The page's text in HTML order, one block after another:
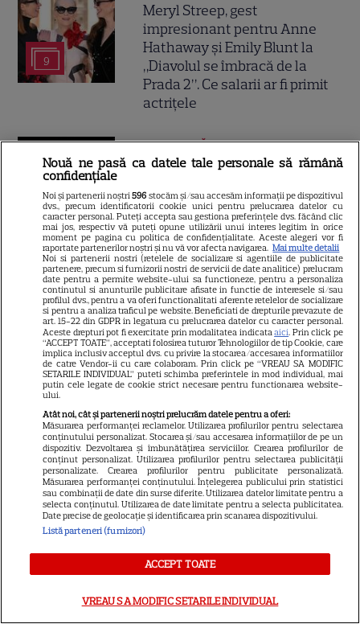
9
Meryl Streep, gest
impresionant pentru Anne
Hathaway și Emily Blunt la
„Diavolul se îmbracă de la
Prada 2”. Ce salarii ar fi primit
actrițele
13
VEDETE STRĂINE
Tom Holland, decizie radicală
pentru noul său film! Ce
promisiune a făcut actorul
după momentele virale în care
a făcut senzație prin dans
13
SKYSHOWTIME
Scarlett Johansson și Kristin
Scott Thomas, din nou mamă
și fiică pe ecran în „My
Mother's Wedding”. Când
apare filmul pe SkyShowtime
9
PRIME VIDEO
Jamie Campbell Bower, starul
din „Stranger Things”, intră în
universul „Stăpânul Inelelor”.
Ce rol legendar va interpreta în
sezonul 3
NETFLIX
„Palatul de Est”, noul fenomen
Nouă ne pasă ca datele tale personale să rămână
confidențiale
Noi și partenerii noștri596 stocăm și/sau accesăm informații pe dispozitivul
dvs., precum identificatorii cookie unici pentru prelucrarea datelor cu
caracter personal. Puteți accepta sau gestiona preferințele dvs. făcând clic
mai jos, respectiv vă puteți opune utilizării unui interes legitim în orice
moment pe pagina cu politica de confidențialitate. Aceste alegeri vor fi
raportate partenerilor noștri și nu vă vor afecta navigarea. Mai multe detalii
Noi si partenerii nostri (retelele de socializare si agentiile de publicitate
partenere, precum si furnizorii nostri de servicii de date analitice) prelucram
date pentru a permite website-ului sa functioneze, pentru a personaliza
continutul si anunturile publicitare afisate in functie de interesele si/sau
profilul dvs., pentru a va oferi functionalitati aferente retelelor de socializare
si pentru a analiza traficul pe website. Beneficiati de drepturile prevazute de
art. 15-22 din GDPR in legatura cu prelucrarea datelor cu caracter personal.
Aceste drepturi pot fi exercitate prin modalitatea indicataaici. Prin click pe
“ACCEPT TOATE”, acceptati folosirea tuturor Tehnologiilor de tip Cookie, care
implica inclusiv acceptul dvs. cu privire la stocarea/accesarea informatiilor
de catre Vendor-ii cu care colaboram. Prin click pe “VREAU SA MODIFIC
SETARILE INDIVIDUAL” puteti schimba preferintele in mod individual, mai
putin cele legate de cookie strict necesare pentru functionarea website-
ului.
Atât noi, cât și partenerii noștri prelucrăm datele pentru a oferi:
Măsurarea performanței reclamelor. Utilizarea profilurilor pentru selectarea
conținutului personalizat. Stocarea și/sau accesarea informațiilor de pe un
dispozitiv. Dezvoltarea și îmbunătățirea serviciilor. Crearea profilurilor de
conținut personalizat. Utilizarea profilurilor pentru selectarea publicității
personalizate. Crearea profilurilor pentru publicitate personalizată.
Măsurarea performanței conținutului. Înțelegerea publicului prin statistici
sau combinații de date din surse diferite. Utilizarea datelor limitate pentru a
selecta conținutul. Utilizarea de date limitate pentru a selecta publicitatea.
Date precise de geolocație și identificarea prin scanarea dispozitivului.
Listă parteneri (furnizori)
ACCEPT TOATE
VREAU SA MODIFIC SETARILE INDIVIDUAL